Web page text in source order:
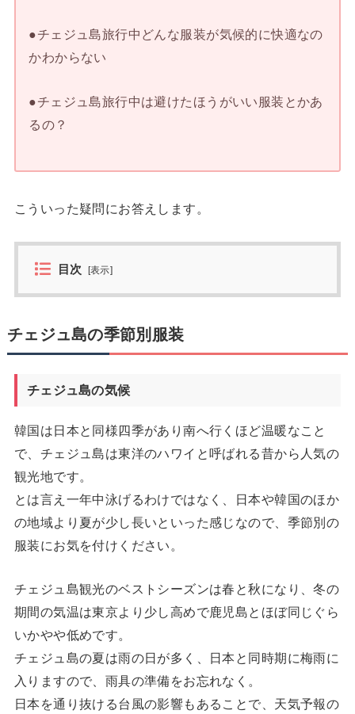
●チェジュ島旅行中どんな服装が気候的に快適なの
かわからない
●チェジュ島旅行中は避けたほうがいい服装とかあ
るの？
こういった疑問にお答えします。
目次 [表示]
チェジュ島の季節別服装
チェジュ島の気候
韓国は日本と同様四季があり南へ行くほど温暖なこと
で、チェジュ島は東洋のハワイと呼ばれる昔から人気の
観光地です。
とは言え一年中泳げるわけではなく、日本や韓国のほか
の地域より夏が少し長いといった感じなので、季節別の
服装にお気を付けください。
チェジュ島観光のベストシーズンは春と秋になり、冬の
期間の気温は東京より少し高めで鹿児島とほぼ同じぐら
いかやや低めです。
チェジュ島の夏は雨の日が多く、日本と同時期に梅雨に
入りますので、雨具の準備をお忘れなく。
日本を通り抜ける台風の影響もあることで、天気予報の